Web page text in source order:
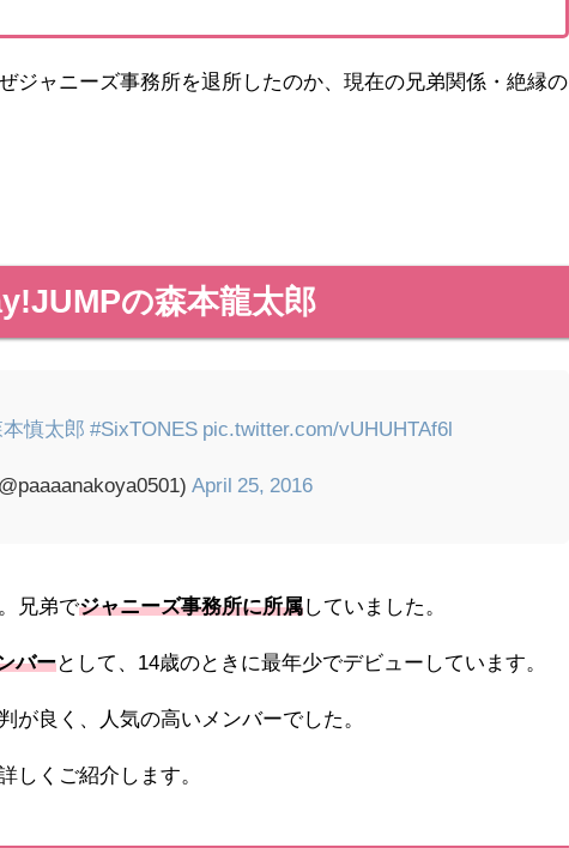
ジャニーズ事務所を退所したのか、現在の兄弟関係・絶縁の
の森本龍太郎
本慎太郎 #SixTONES pic.twitter.com/vUHUHTAf6l
April 25, 2016
兄弟でジャニーズ事務所に所属していました。
バーとして、14歳のときに最年少でデビューしています。
が良く、人気の高いメンバーでした。
しくご紹介します。